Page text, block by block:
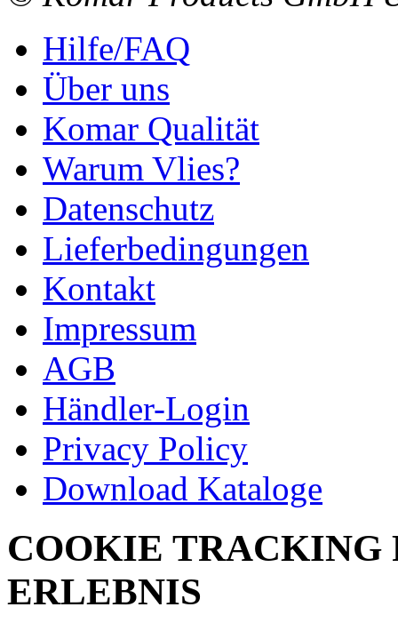
Hilfe/FAQ
Über uns
Komar Qualität
Warum Vlies?
Datenschutz
Lieferbedingungen
Kontakt
Impressum
AGB
Händler-Login
Privacy Policy
Download Kataloge
COOKIE TRACKING
ERLEBNIS